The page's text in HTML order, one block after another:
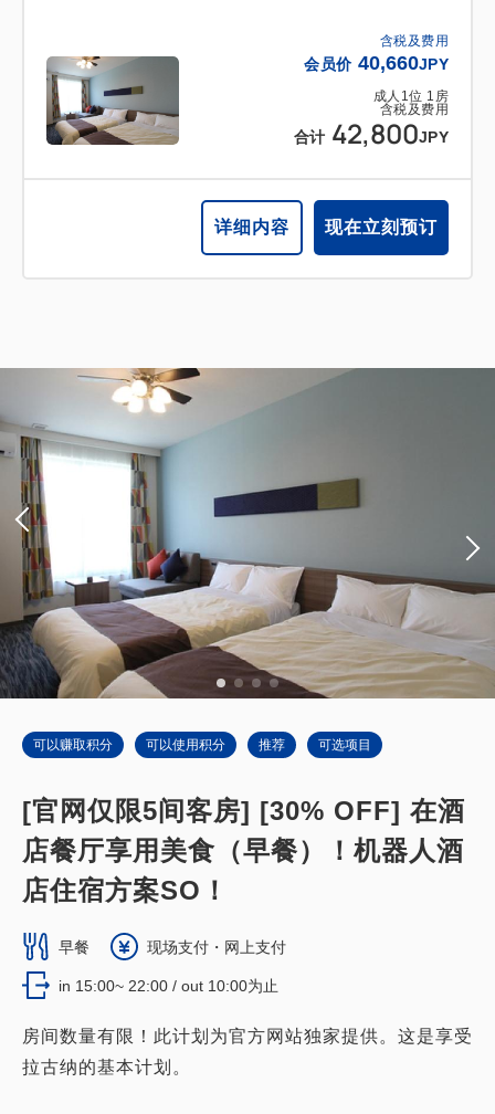
含税及费用
会员价 40,660JPY
成人 1位 1 房
含税及费用
合计 42,800JPY
详细内容 现在立刻预订
可以赚取积分 可以使用积分 推荐 可选项目
[官网仅限5间客房] [30% OFF] 在酒
店餐厅享用美食（早餐）！机器人酒
店住宿方案SO！
早餐 现场支付・网上支付
in 15:00~ 22:00 / out 10:00为止
房间数量有限！此计划为官方网站独家提供。这是享受
拉古纳的基本计划。